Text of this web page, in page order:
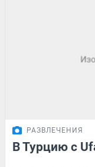
РАЗВЛЕЧЕНИЯ
В Турцию с